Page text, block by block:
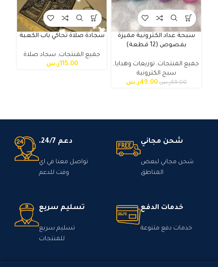
سبحة عداد الكترونية مميزة
بفصوص (12 قطعة)
جميع المنتجات, توزيعات وهدايا,
سبح الكترونية
69.00ر.س 49.00ر.س
سجادة صلاة تحاكي باب الكعبة
جميع المنتجات, سجاد صلاة
115.00ر.س
شحن مجاني
شحن مجاني لبعض
المناطق
دعم 24/7.
تواصل معنا في اي
وقت للدعم
خدمات الدفع
خدمات دفع متنوعة
تسليم سريع
تسليم سريع
للمنتجات